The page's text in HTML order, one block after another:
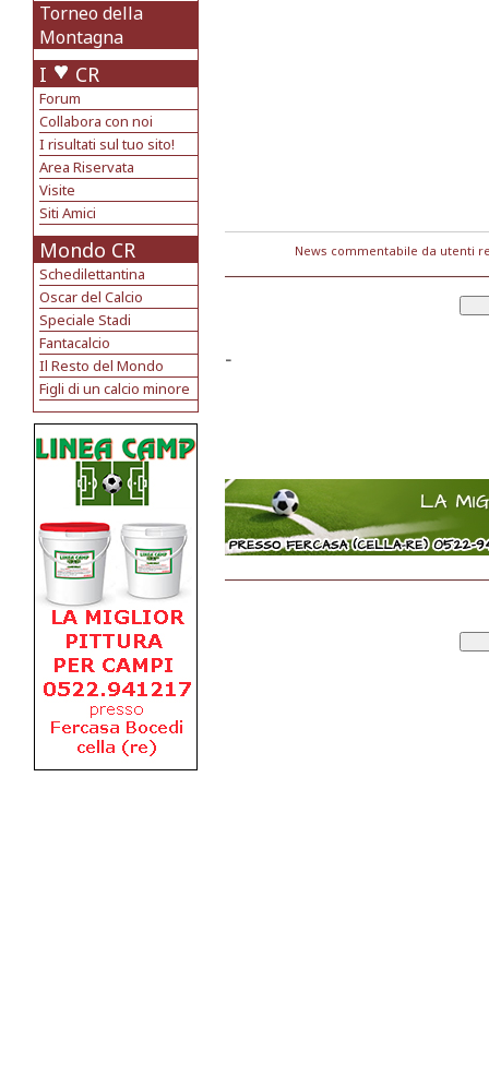
Torneo della
Montagna
I CR
Forum
Collabora con noi
I risultati sul tuo sito!
Area Riservata
Visite
Siti Amici
Mondo CR
Schedilettantina
Oscar del Calcio
Speciale Stadi
Fantacalcio
Il Resto del Mondo
Figli di un calcio minore
News commentabile da utenti
-